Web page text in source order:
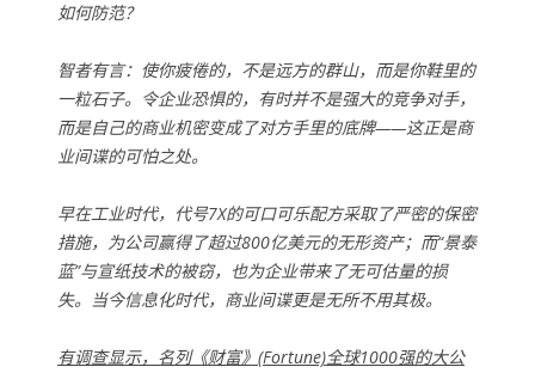
如何防范？
智者有言：使你疲倦的，不是远方的群山，而是你鞋里的
一粒石子。令企业恐惧的，有时并不是强大的竞争对手，
而是自己的商业机密变成了对方手里的底牌——这正是商
业间谍的可怕之处。
早在工业时代，代号7X的可口可乐配方采取了严密的保密
措施，为公司赢得了超过800亿美元的无形资产；而“景泰
蓝”与宣纸技术的被窃，也为企业带来了无可估量的损
失。当今信息化时代，商业间谍更是无所不用其极。
有调查显示，名列《财富》(Fortune)全球1000强的大公